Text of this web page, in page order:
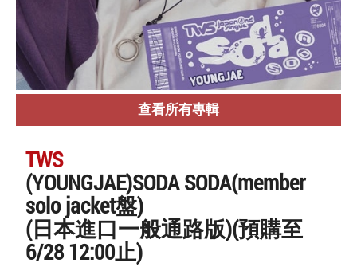
查看所有專輯
TWS
(YOUNGJAE)SODA SODA(member
solo jacket盤)
(日本進口一般通路版)(預購至
6/28 12:00止)